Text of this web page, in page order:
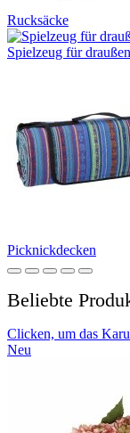
Rucksäcke
Spielzeug für draußen
Picknickdecken
Beliebte
Clicken, um das
Neu